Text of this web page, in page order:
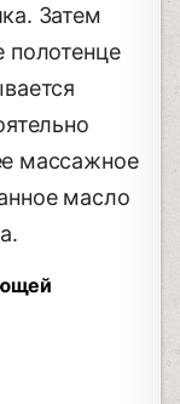
Затем
полотенце
массажное
масло